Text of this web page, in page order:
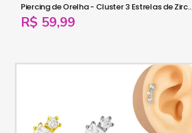
Piercing de Orelha - Cluster
R$ 59,99